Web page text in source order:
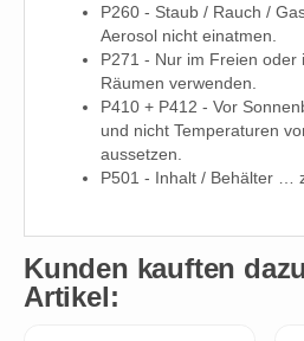
P260 - Staub / Rauch /
Aerosol nicht einatmen.
P271 - Nur im Freien oder
Räumen verwenden.
P410 + P412 - Vor
und nicht Temperaturen
aussetzen.
P501 - Inhalt / Behälter …
Kunden kauften
Artikel: